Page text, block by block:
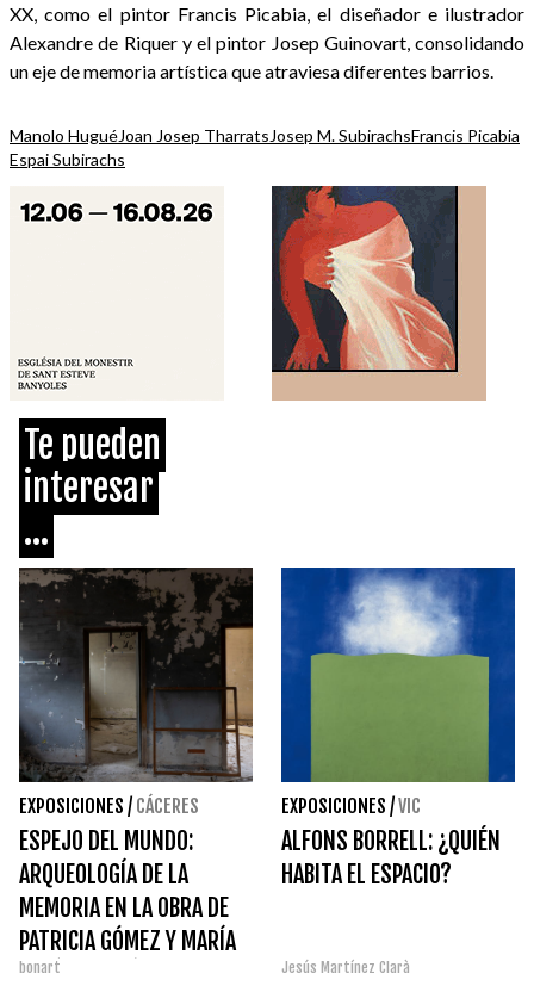
XX, como el pintor Francis Picabia, el diseñador e ilustrador
Alexandre de Riquer y el pintor Josep Guinovart, consolidando
un eje de memoria artística que atraviesa diferentes barrios.
Manolo HuguéJoan Josep TharratsJosep M. SubirachsFrancis Picabia
Espai Subirachs
Te pueden
interesar
...
EXPOSICIONES / CÁCERES
ESPEJO DEL MUNDO:
ARQUEOLOGÍA DE LA
MEMORIA EN LA OBRA DE
PATRICIA GÓMEZ Y MARÍA
JESÚS GONZÁLEZ
bonart
EXPOSICIONES /VIC
ALFONS BORRELL: ¿QUIÉN
HABITA EL ESPACIO?
Jesús Martínez Clarà